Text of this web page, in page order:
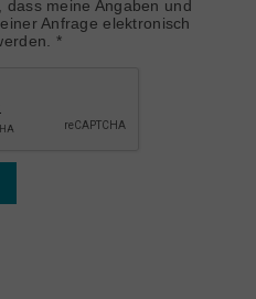
meine Angaben und
Anfrage elektronisch
*